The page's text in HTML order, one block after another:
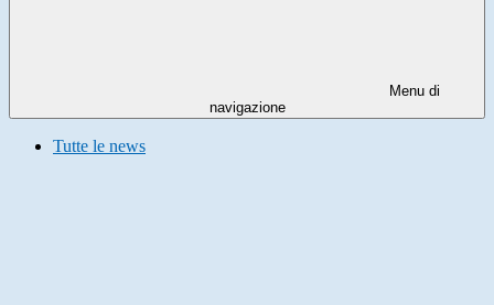
Menu di
navigazione
Tutte le news